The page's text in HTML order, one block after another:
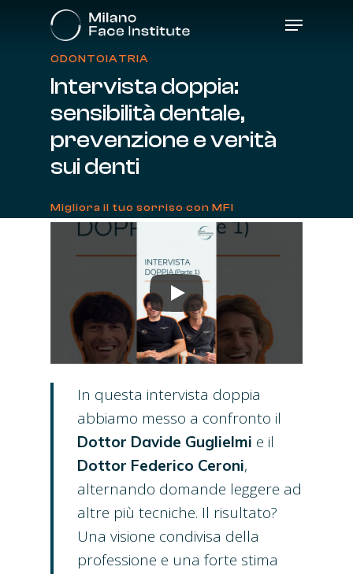
Menu
ODONTOIATRIA
Intervista doppia:
sensibilità dentale,
prevenzione everità
sui denti
Migliora il tuo sorriso con MFI
In questa intervista doppia
abbiamo messo a confronto il
Dottor Davide Guglielmi e il
Dottor Federico Ceroni,
alternando domande leggere ad
altre più tecniche. Il risultato?
Una visione condivisa della
professione e una forte stima